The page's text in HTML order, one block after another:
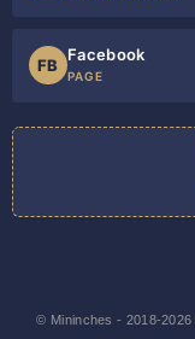
FB
Facebook
PAGE
© Mininches - 2018-